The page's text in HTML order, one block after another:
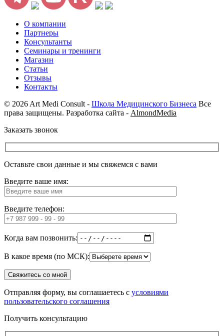
О компании
Партнеры
Консультанты
Семинары и тренинги
Магазин
Статьи
Отзывы
Контакты
© 2026 Art Medi Consult - Школа Медицинского Бизнеса Все
права защищены. Разработка сайта - AlmondMedia
Заказать звонок
Оставьте свои данные и мы свяжемся с вами
Введите ваше имя:
Введите телефон:
Когда вам позвонить:
В какое время (по МСК):
Отправляя форму, вы соглашаетесь с условиями
пользовательского соглашения
Получить консультацию